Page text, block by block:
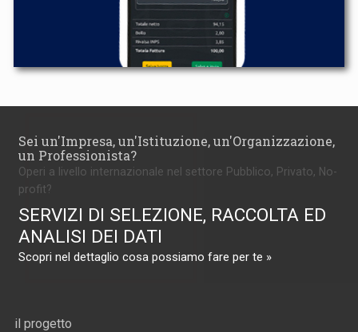
Sei un'Impresa, un'Istituzione, un'Organizzazione,
un Professionista?
Operi a livello internazionale nel settore Pubblico, Privato, No-
profit?
SERVIZI DI SELEZIONE, RACCOLTA ED
ANALISI DEI DATI
Scopri nel dettaglio cosa possiamo fare per te »
il progetto